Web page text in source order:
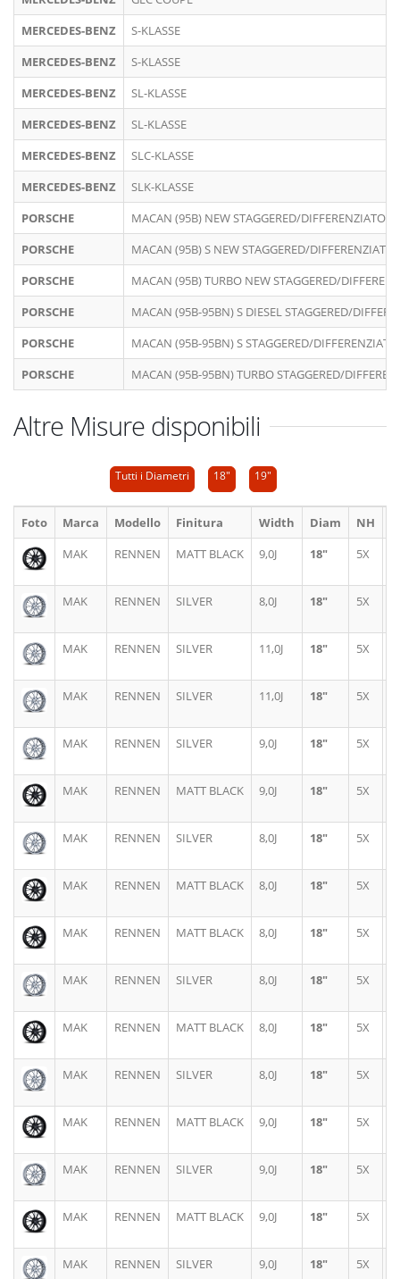
MERCEDES-BENZ
S-KLASSE
MERCEDES-BENZ
S-KLASSE
MERCEDES-BENZ
SL-KLASSE
MERCEDES-BENZ
SL-KLASSE
MERCEDES-BENZ
SLC-KLASSE
MERCEDES-BENZ
SLK-KLASSE
PORSCHE
MACAN (95B) NEW STAGGERED/DIFFERENZIATO
PORSCHE
MACAN (95B) S NEW STAGGERED/DIFFERENZIATO
PORSCHE
MACAN (95B) TURBO NEW STAGGERED/
PORSCHE
MACAN (95B-95BN) S DIESEL STAGGERED/
PORSCHE
MACAN (95B-95BN) S STAGGERED/DIFFERENZIATO
PORSCHE
MACAN (95B-95BN) TURBO STAGGERED/
Altre Misure disponibili
Tutti i Diametri 18" 19"
Foto Marca Modello Finitura Width Diam NH
MAK
RENNEN MATT BLACK 9,0J 18" 5X
MAK RENNEN SILVER 8,0J 18" 5X
MAK RENNEN SILVER 11,0J 18" 5X
MAK RENNEN SILVER 11,0J 18" 5X
MAK RENNEN SILVER 9,0J 18" 5X
MAK RENNEN MATT BLACK 9,0J 18" 5X
MAK RENNEN SILVER 8,0J 18" 5X
MAK RENNEN MATT BLACK 8,0J 18" 5X
MAK RENNEN MATT BLACK 8,0J 18" 5X
MAK RENNEN SILVER 8,0J 18" 5X
MAK RENNEN MATT BLACK 8,0J 18" 5X
MAK RENNEN SILVER 8,0J 18" 5X
MAK RENNEN MATT BLACK 9,0J 18" 5X
MAK RENNEN SILVER 9,0J 18" 5X
MAK RENNEN MATT BLACK 9,0J 18" 5X
MAK RENNEN SILVER 9,0J 18" 5X